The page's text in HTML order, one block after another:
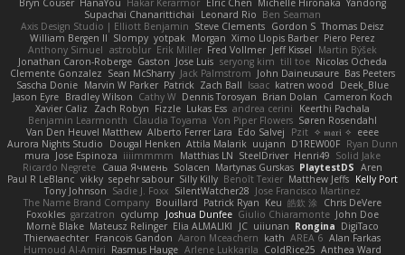
Bryn Couser HanaYou Hakar Kerarmor Elric Chen Michelle Hironaka Yandong
Supachai Chanarittichai
Leonard Rio Ben Seaman
Axis Design Studio | Elliott Benjamin Steve Clements Gordon S Thomas Deisz
William Bergen II Slompy yotpak Morgan Ximo Llopis Barber Piero Perez
Anthony Simuel astroblur Erik Miller Fred Vollmer Jeff Kissel
Martin Býšek
Jonathan Caron-Roberge Gaston Jose Luis seryong kim till toe Nicolas Ocheda
Clemente Gonzalez Sean McSharry Jack Palmstrom John Daineusaure Bas Peeters
Sascha Donie Marvin W Parker Patrick Zach Ball Isaac katren wood
Deek_Blue
Jason Eyre Bradley Wilson Cathy W Dennis Torosyan Brian Dolan
Cameron Koch
Xavier Caliz
Zach Robyn Fizzle Lukas Ess andrea cerini
Keerthi Pachala
Benjamin Learmonth Claudia Toyama Von Piper Flowers Søren Rosendahl
Van Den Heuvel Matthew Alberto Ferrer Lara Edo Salvej Pzit ✧ 𝔪𝔞𝔯𝔦 ✧ eeee
Aurora Nights Studio
Dougal Henken Attila Malarik uujann D1REW00F Ryan Dunn
mura Jose Espinoza iiiimmmm Matthias LN SteelDriver Henri49 Solid Jake
Ricardo Negrete Саша Ячмень Solacen Martynas Gurskas PlaytestDS Aren
Paul R LeBlanc vikky sepehr sabour Silly Killy Benoît Texier Matthew Jeffs Kelly Port
Tony Johnson Sadie J. Foxx SilentWatcher28 Jose Francisco Martinez
The Name Brand Company Bouillard Patrick Ryan Keu 皓欽 涂 Chris DeVere
Foxokles garzatron cyclump Joshua Dunfee Giulio Chiaramonte John Doe
Mornè Blake Mateusz Relinger Elia ALMALIKI JC uiiunan Rongina DigiTaco
Thierwaechter Francois Gandon Aaron Mceachern kath AREA 6 Alan Farkas
Humoud Al-Amiri Rasmus Hauge Arlene Lukkarila ColdRice25 Anthea Ward